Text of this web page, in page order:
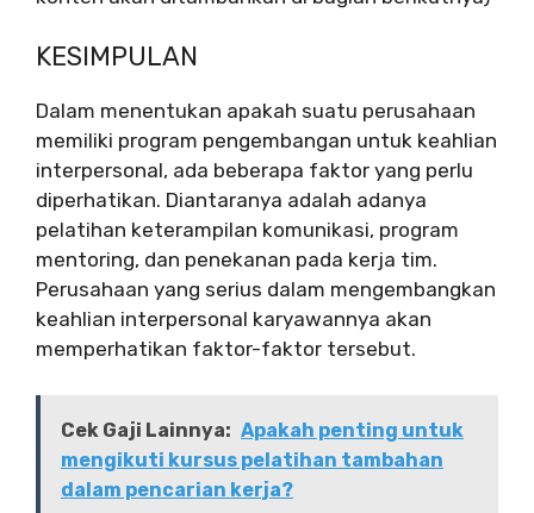
KESIMPULAN
Dalam menentukan apakah suatu perusahaan
memiliki program pengembangan untuk keahlian
interpersonal, ada beberapa faktor yang perlu
diperhatikan. Diantaranya adalah adanya
pelatihan keterampilan komunikasi, program
mentoring, dan penekanan pada kerja tim.
Perusahaan yang serius dalam mengembangkan
keahlian interpersonal karyawannya akan
memperhatikan faktor-faktor tersebut.
Cek Gaji Lainnya: Apakah penting untuk
mengikuti kursus pelatihan tambahan
dalam pencarian kerja?